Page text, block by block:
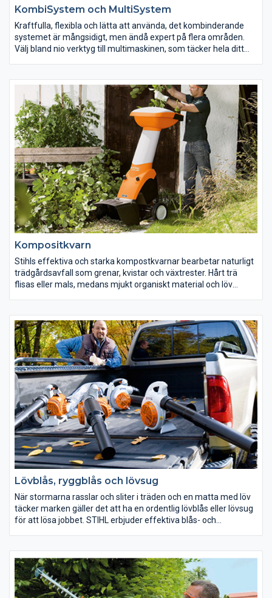
KombiSystem och MultiSystem
Kraftfulla, flexibla och lätta att använda, det kombinderande
systemet är mångsidigt, men ändå expert på flera områden.
Välj bland nio verktyg till multimaskinen, som täcker hela ditt
motorsågning till lövblåsning.
Kompositkvarn
Stihls effektiva och starka kompostkvarnar bearbetar naturligt
trädgårdsavfall som grenar, kvistar och växtrester. Hårt trä
flisas eller mals, medans mjukt organiskt material och löv
Lövblås, ryggblås och lövsug
När stormarna rasslar och sliter i träden och en matta med löv
täcker marken gäller det att ha en ordentlig lövblås eller lövsug
för att lösa jobbet. STIHL erbjuder effektiva blås- och
STIHL.